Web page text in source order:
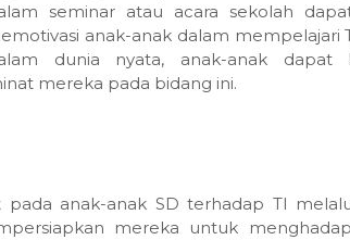
seminar atau acara sekolah
anak-anak dalam mempelajari
dunia nyata, anak-anak
mereka pada bidang ini.
pada anak-anak SD terhadap TI
mereka untuk